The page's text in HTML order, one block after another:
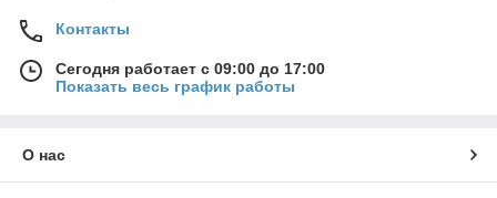
Контакты
Сегодня работает с 09:00 до 17:00
Показать весь график работы
О нас